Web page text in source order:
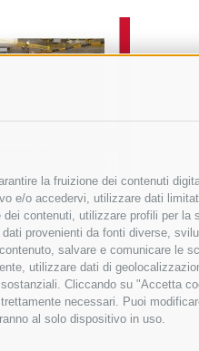
la fruizione dei contenuti
e/o accedervi, utilizzare dati
contenuti, utilizzare profili per
provenienti da fonti diverse,
salvare e comunicare le
utilizzare dati di
Cliccando su "Accetta
necessari. Puoi
al solo dispositivo in uso.